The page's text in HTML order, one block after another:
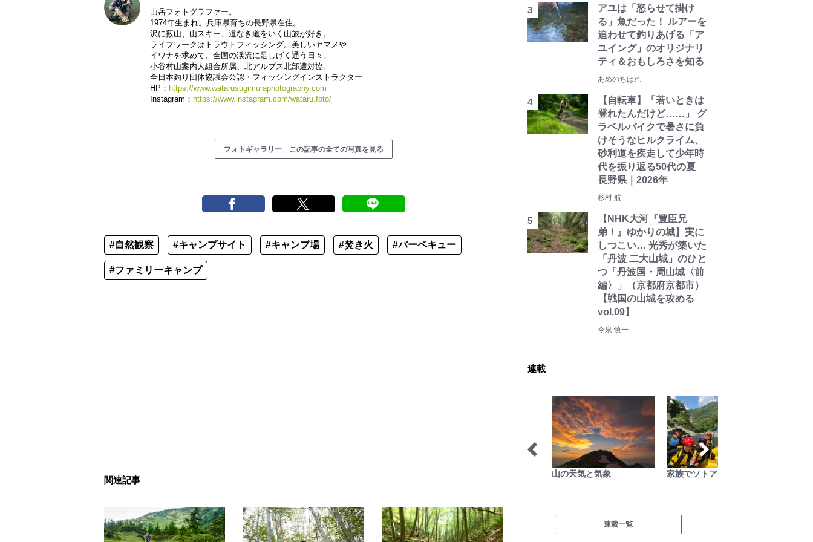
山岳フォトグラファー。
1974年生まれ。兵庫県育ちの長野県在住。
沢に薮山、山スキー、道なき道をいく山旅が好き。
ライフワークはトラウトフィッシング。美しいヤマメや
イワナを求めて、全国の渓流に足しげく通う日々。
小谷村山案内人組合所属、北アルプス北部遭対協。
全日本釣り団体協議会公認・フィッシングインストラクター
HP： https://www.watarusugimuraphotography.com
Instagram： https://www.instagram.com/wataru.foto/
フォトギャラリー この記事の全ての写真を見る
#自然観察 #キャンプサイト #キャンプ場 #焚き火 #バーベキュー
#ファミリーキャンプ
関連記事
アユは「怒らせて掛け
る」魚だった！ ルアーを
追わせて釣りあげる「ア
ユイング」のオリジナリ
ティ＆おもしろさを知る
あめのちはれ
【自転車】「若いときは
登れたんだけど……」 グ
ラベルバイクで暑さに負
けそうなヒルクライム、
砂利道を疾走して少年時
代を振り返る50代の夏
長野県｜2026年
杉村 航
【NHK大河『豊臣兄
弟！』ゆかりの城】実に
しつこい… 光秀が築いた
「丹波 二大山城」のひと
つ「丹波国・周山城〈前
編〉」（京都府京都市）
【戦国の山城を攻める
vol.09】
今泉 慎一
連載
家族でソトアソビ 南アルプスの日々
連載一覧